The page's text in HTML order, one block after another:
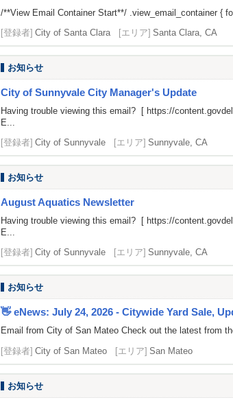
/**View Email Container Start**/ .view_email_container {
[登録者] City of Santa Clara [エリア] Santa Clara, CA
お知らせ
City of Sunnyvale City Manager's Update
Having trouble viewing this email? [ https://
E...
[登録者] City of Sunnyvale [エリア] Sunnyvale, CA
お知らせ
August Aquatics Newsletter
Having trouble viewing this email? [ https://
E...
[登録者] City of Sunnyvale [エリア] Sunnyvale, CA
お知らせ
👋 eNews: July 24, 2026 - Citywide Yard Sale,
Email from City of San Mateo Check out the latest from
[登録者] City of San Mateo [エリア] San Mateo
お知らせ